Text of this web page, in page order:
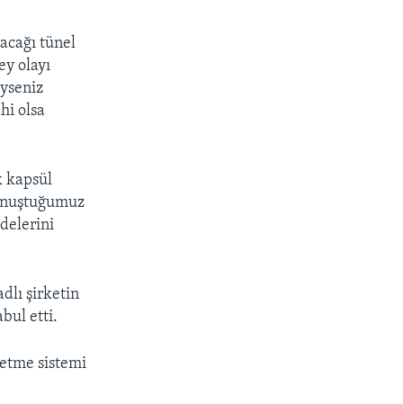
tünel
olayı
olsa
kapsül
şirketin
etti.
sistemi